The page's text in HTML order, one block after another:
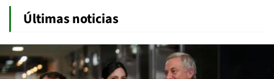
Últimas noticias